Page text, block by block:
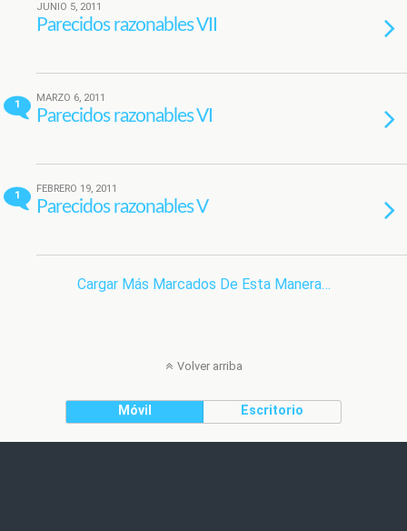
JUNIO 5, 2011
Parecidos razonables VII
1
MARZO 6, 2011
Parecidos razonables VI
1
FEBRERO 19, 2011
Parecidos razonables V
Cargar Más Marcados De Esta Manera…
Volver arriba
Móvil Escritorio